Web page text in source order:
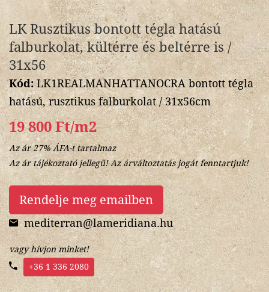
LK Rusztikus bontott tégla hatású
falburkolat, kültérre és beltérre is /
31x56
Kód:LK1REALMANHATTANOCRA bontott tégla
hatású, rusztikus falburkolat / 31x56cm
19 800 Ft/m2
Az ár 27% ÁFA-t tartalmaz
Az ár tájékoztató jellegű! Az árváltoztatás jogát fenntartjuk!
Rendelje meg emailben
mediterran@lameridiana.hu
vagy hívjon minket!
+36 1 336 2080